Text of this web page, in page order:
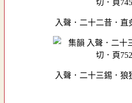
入聲．二十二昔．直
入聲．二十三錫．狼